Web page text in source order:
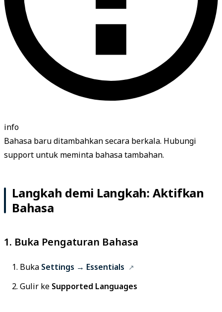
info
Bahasa baru ditambahkan secara berkala. Hubungi
support untuk meminta bahasa tambahan.
Langkah demi Langkah: Aktifkan
Bahasa
1. Buka Pengaturan Bahasa
Buka Settings → Essentials
Gulir ke Supported Languages